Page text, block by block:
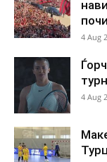
4 Aug
4 Aug